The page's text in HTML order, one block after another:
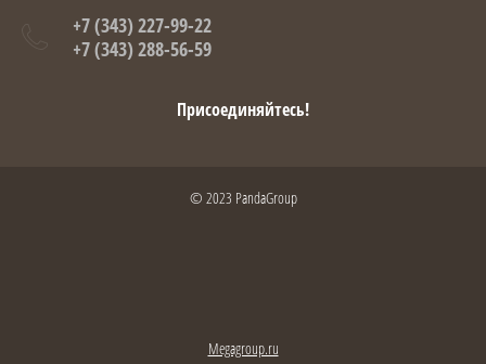
+7 (343) 227-99-22
+7 (343) 288-56-59
Присоединяйтесь!
© 2023 PandaGroup
Megagroup.ru